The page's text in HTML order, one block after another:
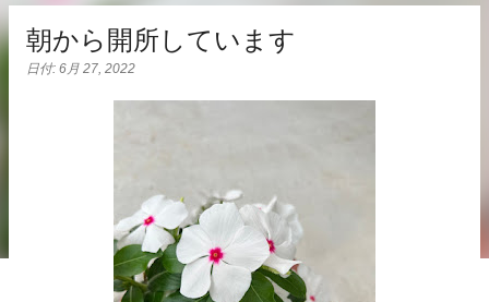
朝から開所しています
日付: 6月 27, 2022